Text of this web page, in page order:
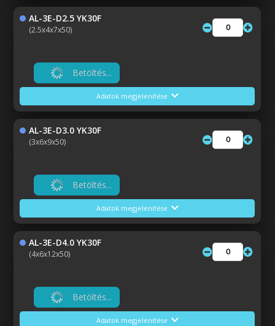
AL-3E-D2.5 YK30F
(2.5x4x7x50)
Betöltés...
Adatok megjelenítése
AL-3E-D3.0 YK30F
(3x6x9x50)
Betöltés...
Adatok megjelenítése
AL-3E-D4.0 YK30F
(4x6x12x50)
Betöltés...
Adatok megjelenítése